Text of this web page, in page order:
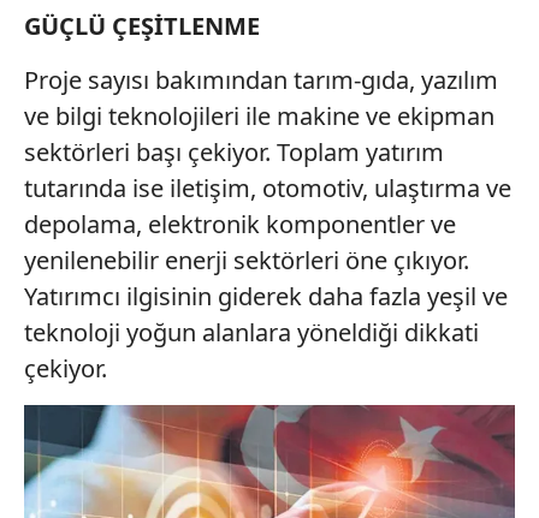
GÜÇLÜ ÇEŞİTLENME
Proje sayısı bakımından tarım-gıda, yazılım
ve bilgi teknolojileri ile makine ve ekipman
sektörleri başı çekiyor. Toplam yatırım
tutarında ise iletişim, otomotiv, ulaştırma ve
depolama, elektronik komponentler ve
yenilenebilir enerji sektörleri öne çıkıyor.
Yatırımcı ilgisinin giderek daha fazla yeşil ve
teknoloji yoğun alanlara yöneldiği dikkati
çekiyor.